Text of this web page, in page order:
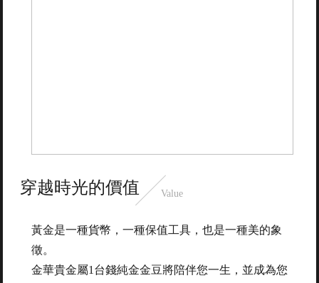
穿越時光的價值 Value
黃金是一種貨幣，一種保值工具，也是一種美的象
徵。
金華貴金屬1台錢純金金豆將陪伴您一生，並成為您